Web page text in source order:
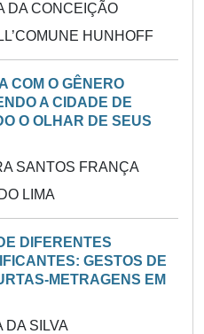
DA CONCEIÇÃO
HUNHOFF
COM O GÊNERO
A CIDADE DE
O OLHAR DE SEUS
SANTOS FRANÇA
LIMA
DIFERENTES
GESTOS DE
METRAGENS EM
DA SILVA